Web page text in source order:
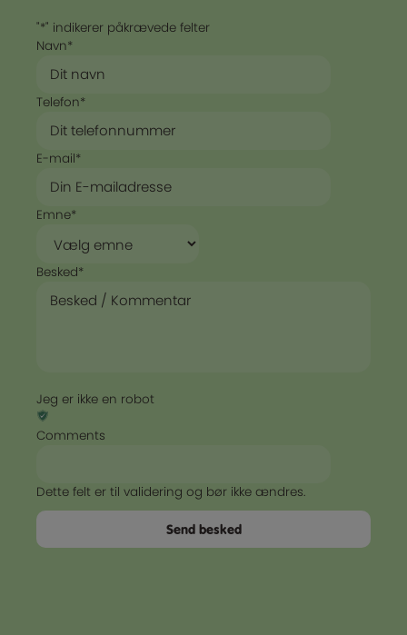
"*" indikerer påkrævede felter
Navn*
Telefon*
E-mail*
Emne*
Besked*
Jeg er ikke en robot
Comments
Dette felt er til validering og bør ikke ændres.